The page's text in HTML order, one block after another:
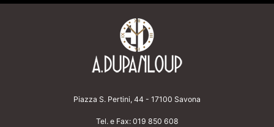
Piazza S. Pertini, 44 - 17100 Savona
Tel. e Fax: 019 850 608